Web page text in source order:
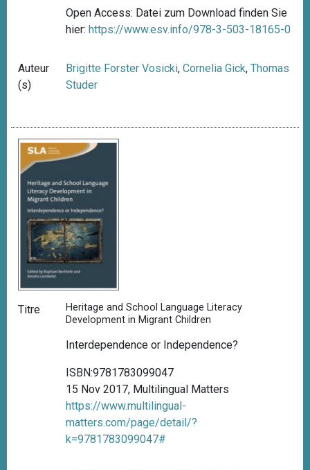
Open Access: Datei zum Download finden Sie
hier: https://www.esv.info/978-3-503-18165-0
Auteur
(s)
Brigitte Forster Vosicki,Cornelia Gick,Thomas
Studer
Titre
Heritage and School Language Literacy
Development in Migrant Children
Interdependence or Independence?
ISBN:9781783099047
15 Nov 2017, Multilingual Matters
https://www.multilingual-
matters.com/page/detail/?
k=9781783099047#